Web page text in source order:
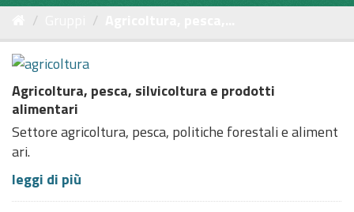
Agricoltura, pesca, silvicoltura e prodotti
alimentari
Settore agricoltura, pesca, politiche forestali e aliment
ari.
leggi di più